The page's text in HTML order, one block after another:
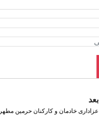
بعد
عزاداری خادمان و کارکنان حرمین مطهر